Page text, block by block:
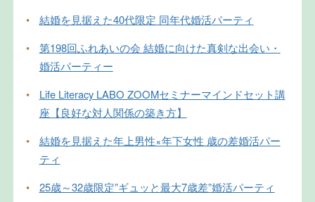
•
結婚を見据えた40代限定 同年代婚活パーティ
•
第198回ふれあいの会 結婚に向けた真剣な出会い・
婚活パーティー
•
Life Literacy LABO ZOOMセミナーマインドセット講
座【良好な対人関係の築き方】
•
結婚を見据えた年上男性×年下女性 歳の差婚活パー
ティ
•
25歳～32歳限定”ギュッと最大7歳差”婚活パーティ